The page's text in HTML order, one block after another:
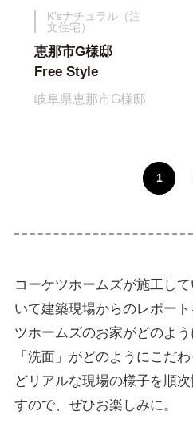
K'sナチュラル（注
文住宅）
恵那市G様邸
Free Style
岐阜県恵那市G様邸
1
コーケツホームズが施工し
いて建築現場からのレポー
ツホームズのお家がどのよう
「洗面」がどのようにこだ
どリアルな現場の様子を順
すので、ぜひお楽しみに。